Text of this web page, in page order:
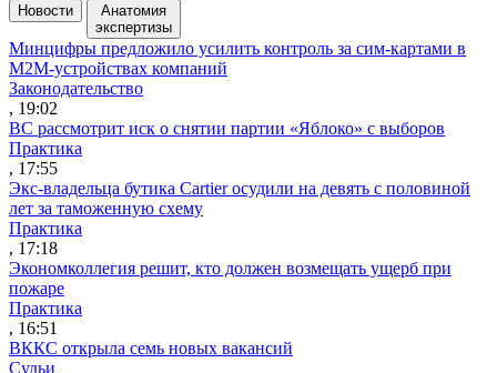
Новости
Анатомия
экспертизы
Минцифры предложило усилить контроль за сим-картами в
M2M-устройствах компаний
Законодательство
, 19:02
ВС рассмотрит иск о снятии партии «Яблоко» с выборов
Практика
, 17:55
Экс-владельца бутика Cartier осудили на девять с половиной
лет за таможенную схему
Практика
, 17:18
Экономколлегия решит, кто должен возмещать ущерб при
пожаре
Практика
, 16:51
ВККС открыла семь новых вакансий
Судьи